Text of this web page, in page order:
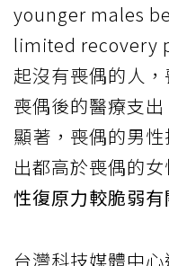
younger males
limited recovery
起沒有喪偶的人
喪偶後的醫療支
顯著，喪偶的男
出都高於喪偶的女
性復原力較脆弱有
台灣科技媒體中